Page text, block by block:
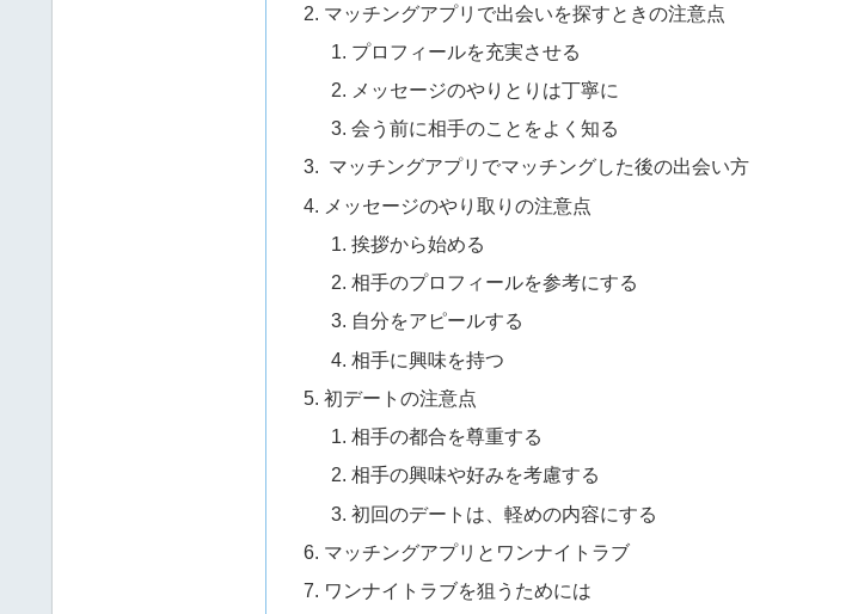
マッチングアプリで出会いを探すときの注意点
プロフィールを充実させる
メッセージのやりとりは丁寧に
会う前に相手のことをよく知る
マッチングアプリでマッチングした後の出会い方
メッセージのやり取りの注意点
挨拶から始める
相手のプロフィールを参考にする
自分をアピールする
相手に興味を持つ
初デートの注意点
相手の都合を尊重する
相手の興味や好みを考慮する
初回のデートは、軽めの内容にする
マッチングアプリとワンナイトラブ
ワンナイトラブを狙うためには